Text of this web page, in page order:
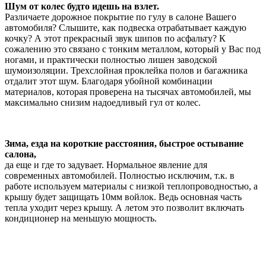
Шум от колес будто идешь на взлет.
Различаете дорожное покрытие по гулу в салоне Вашего
автомобиля? Слышите, как подвеска отрабатывает каждую
кочку? А этот прекрасный звук шипов по асфальту? К
сожалению это связано с тонким металлом, который у Вас под
ногами, и практически полностью лишен заводской
шумоизоляции. Трехслойная проклейка полов и багажника
отдалит этот шум. Благодаря убойной комбинации
материалов, которая проверена на тысячах автомобилей, мы
максимально снизим надоедливый гул от колес.
Зима, езда на короткие расстояния, быстрое остывание
салона,
да еще и где то задувает. Нормальное явление для
современных автомобилей. Полностью исключим, т.к. в
работе используем материалы с низкой теплопроводностью, а
крышу будет защищать 10мм войлок. Ведь основная часть
тепла уходит через крышу. А летом это позволит включать
кондиционер на меньшую мощность.